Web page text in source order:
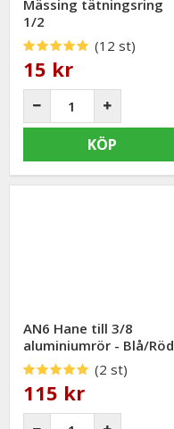
Mässing tätningsring
1/2
(12 st)
15 kr
KÖP
AN6 Hane till 3/8
aluminiumrör - Blå/Röd
(2 st)
115 kr